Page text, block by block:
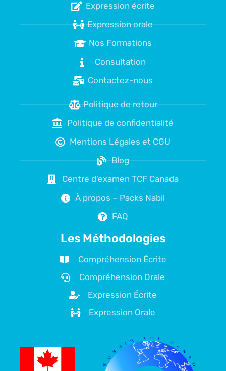
Expression écrite
Expression orale
Nos Formations
Consultation
Contactez-nous
Politique de retour
Politique de confidentialité
Mentions Légales et CGU
Blog
Centre d'examen TCF Canada
À propos – Packs Nabil
FAQ
Les Méthodologies
Compréhension Écrite
Compréhension Orale
Expression Écrite
Expression Orale